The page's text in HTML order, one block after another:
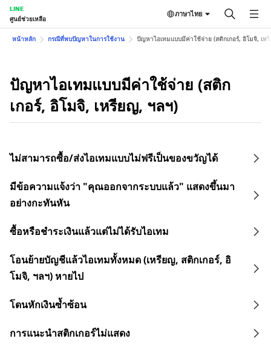
LINE
ศูนย์ช่วยเหลือ
ภาษาไทย
หน้าหลัก กรณีที่พบปัญหาในการใช้งาน ปัญหาไอเทมแบบมีค่าใช้จ่าย (สติกเกอร์, อิโมจิ, เห
ปัญหาไอเทมแบบมีค่าใช้จ่าย (สติก
เกอร์, อิโมจิ, เหรียญ, ฯลฯ)
ไม่สามารถซื้อ/ส่งไอเทมแบบไม่ฟรีเป็นของขวัญได้
มีข้อความแจ้งว่า "คุณออกจากระบบแล้ว" แสดงขึ้นมา
อย่างกะทันหัน
ซื้อหรือชำระเงินแล้วแต่ไม่ได้รับไอเทม
โอนย้ายบัญชีแล้วไอเทมทั้งหมด (เหรียญ, สติกเกอร์, อิ
โมจิ, ฯลฯ) หายไป
โดนหักเงินซ้ำซ้อน
การแนะนำสติกเกอร์ไม่แสดง